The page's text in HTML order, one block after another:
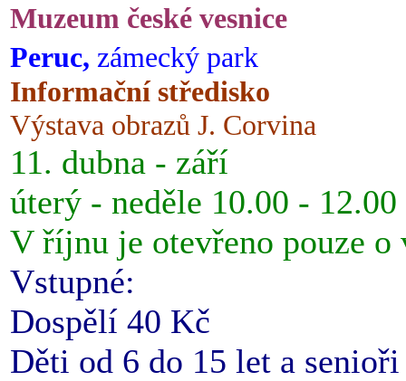
Muzeum české vesnice
Peruc, zámecký park
Informační středisko
Výstava obrazů J. Corvina
11. dubna - září
úterý - neděle 10.00 -
V říjnu je otevřeno pouze o
Vstupné:
Dospělí 40 Kč
Děti od 6 do 15 let a